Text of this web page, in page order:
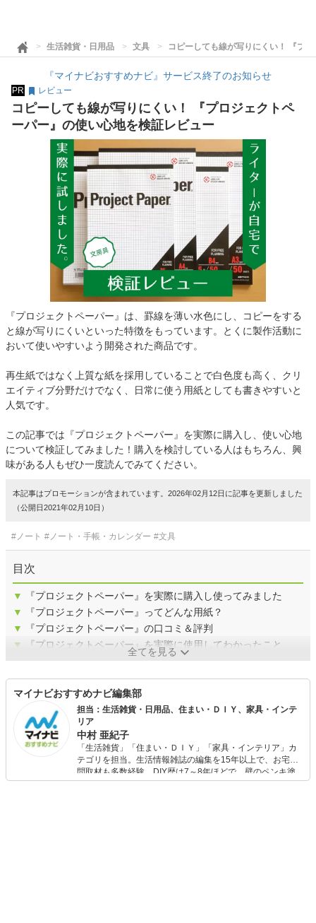
生活雑貨・日用品 文具 コピーしても線が写りにくい！ 『プ
『マイナビおすすめナビ』サービス終了のお知らせ
PR レビュー
コピーしても線が写りにくい！ 『プロジェクトペ
ーパー』の使い心地を検証レビュー
『プロジェクトペーパー』は、罫線を薄い水色にし、コピーをする
と線が写りにくいといった特徴をもっています。とくに製作活動に
おいて使いやすいよう開発された商品です。
再生紙ではなく上質な紙を採用していることで白色度も高く、クリ
エイティブ分野だけでなく、日常に使う用紙としても書きやすいと
人気です。
この記事では『プロジェクトペーパー』を実際に購入し、使い心地
について検証してみました！購入を検討している人はもちろん、興
味がある人もぜひ一度読んでみてください。
本記事はプロモーションが含まれています。2026年02月12日に記事を更新しました
（公開日2021年02月10日）
#ノート #ノート・手帳・カレンダー #文具
目次
▼
『プロジェクトペーパー』を実際に購入し使ってみました
▼
『プロジェクトペーパー』ってどんな用紙？
▼
『プロジェクトペーパー』の口コミ＆評判
▼
『プロジェクトペーパー』を実際に使用してわかったこと
全てを見る
マイナビおすすめナビ編集部
担当：生活雑貨・日用品、住まい・ＤＩＹ、家具・インテ
リア
中村 亜紀子
「生活雑貨」「住まい・ＤＩＹ」「家具・インテリア」カ
テゴリを担当。生活情報雑誌の編集を15年以上で、お宅訪
問取材も多数経験。DIY歴は7～8年ほどで、壁のペンキ塗
りや壁紙チェンジなどもチャレンジ済み。初心者でもモノ